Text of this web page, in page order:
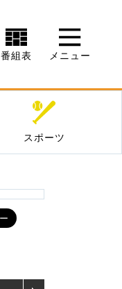
番組表 メニュー
スポーツ